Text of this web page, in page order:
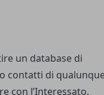
un database di
contatti di
con l’Interessato.